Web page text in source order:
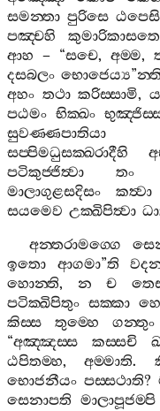
සමන‍්තා පුරිසෙ ඨපෙසි
පඤ‍්චහි
ආහ – “සචෙ, අම‍්ම,
දසබලං භොජෙය්‍ය”
අහං තථා කරිස‍්සාමි,
පඨමං භික‍්ඛං
සුවණ‍්ණපාතියා
සප‍්පිමධුසක‍්ඛරාදීහි
පටිකුජ‍්ජිත්‍වා
තං
මාලාගුළසදිසං
කත්‍වා
සයමෙව උක‍්ඛිපිත්‍වා
අන‍්තරාමග‍්ගෙ
ඉතො
ආගමා”ති
හොන‍්ති, න ච
පටික‍්ඛිපිතුං සක‍්කා
කිස‍්ස
තුම‍්හෙ ගන‍්තුං
“අඤ‍්ඤස‍්ස කස‍්සචි
ඨපිතම‍්හ,අම‍්මාති.
භොජනීයං පස‍්සථාති?
සෙනාපති මාලාපූජම‍්පි